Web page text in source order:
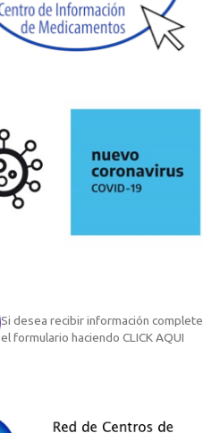
Si desea recibir información complete
el formulario haciendo CLICK AQUI